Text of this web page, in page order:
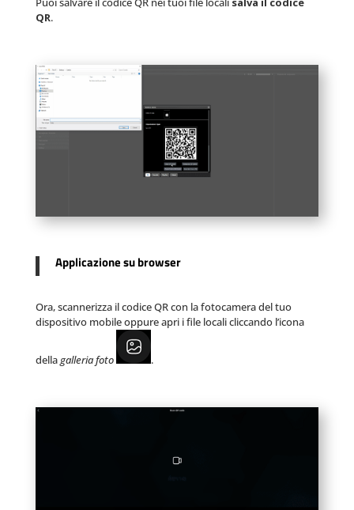
QR.
Applicazione su browser
Ora, scannerizza il codice QR con la fotocamera del tuo
dispositivo mobile oppure apri i file locali cliccando l’icona
dellagalleria foto .